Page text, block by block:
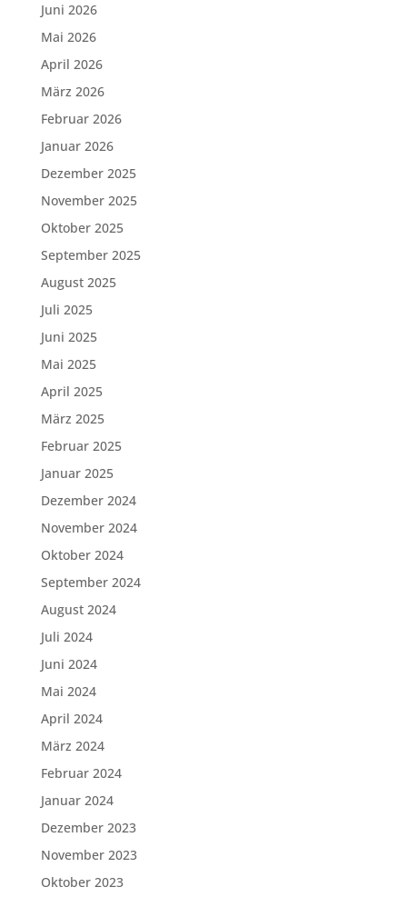
Juni 2026
Mai 2026
April 2026
März 2026
Februar 2026
Januar 2026
Dezember 2025
November 2025
Oktober 2025
September 2025
August 2025
Juli 2025
Juni 2025
Mai 2025
April 2025
März 2025
Februar 2025
Januar 2025
Dezember 2024
November 2024
Oktober 2024
September 2024
August 2024
Juli 2024
Juni 2024
Mai 2024
April 2024
März 2024
Februar 2024
Januar 2024
Dezember 2023
November 2023
Oktober 2023